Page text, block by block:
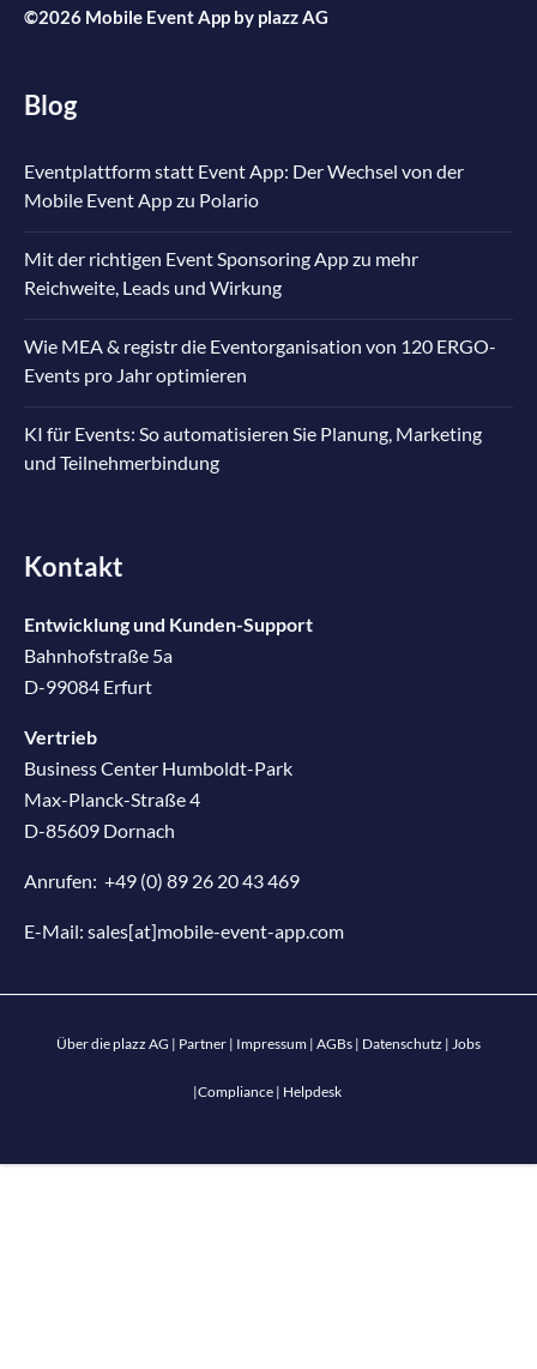
©2026 Mobile Event App by plazz AG
Blog
Eventplattform statt Event App: Der Wechsel von der
Mobile Event App zu Polario
Mit der richtigen Event Sponsoring App zu mehr
Reichweite, Leads und Wirkung
Wie MEA & registr die Eventorganisation von 120 ERGO-
Events pro Jahr optimieren
KI für Events: So automatisieren Sie Planung, Marketing
und Teilnehmerbindung
Kontakt
Entwicklung und Kunden-Support
Bahnhofstraße 5a
D-99084 Erfurt
Vertrieb
Business Center Humboldt-Park
Max-Planck-Straße 4
D-85609 Dornach
Anrufen: +49 (0) 89 26 20 43 469
E-Mail: sales[at]mobile-event-app.com
Über die plazz AG | Partner | Impressum | AGBs | Datenschutz | Jobs
|Compliance | Helpdesk